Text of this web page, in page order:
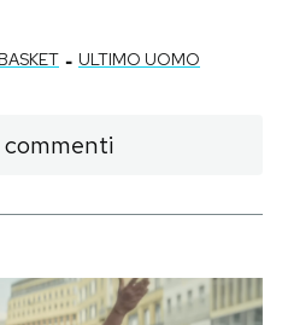
BASKET - ULTIMO UOMO